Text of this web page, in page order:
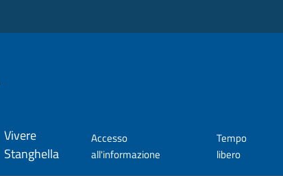
Vivere
Stanghella
Accesso
all'informazione
Tempo
libero